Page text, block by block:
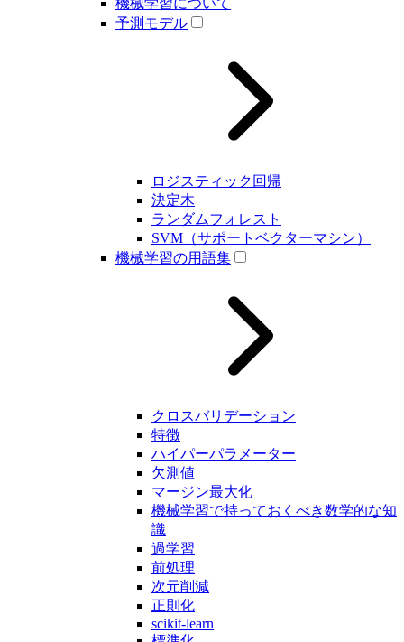
機械学習について
予測モデル
ロジスティック回帰
決定木
ランダムフォレスト
SVM（サポートベクターマシン）
機械学習の用語集
クロスバリデーション
特徴
ハイパーパラメーター
欠測値
マージン最大化
機械学習で持っておくべき数学的な知
識
過学習
前処理
次元削減
正則化
scikit-learn